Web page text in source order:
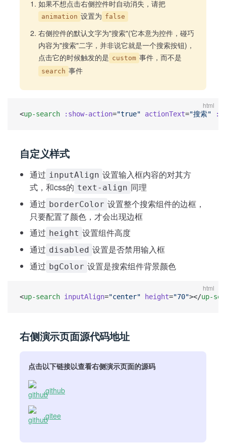
如果不想点击右侧控件时自动消失，请把
animation 设置为 false
右侧控件的默认文字为"搜索"(它本意为控件，碰巧
内容为"搜索"二字，并非说它就是一个搜索按钮)，
点击它的时候触发的是 custom 事件，而不是
search 事件
html
<up-search :show-action="true" actionText="搜索"
自定义样式
通过 inputAlign 设置输入框内容的对其方
式，和css的 text-align 同理
通过 borderColor 设置整个搜索组件的边框，
只要配置了颜色，才会出现边框
通过 height 设置组件高度
通过 disabled 设置是否禁用输入框
通过 bgColor 设置是搜索组件背景颜色
html
<up-search inputAlign="center" height="70"></up-
右侧演示页面源代码地址
点击以下链接以查看右侧演示页面的源码
github
gitee